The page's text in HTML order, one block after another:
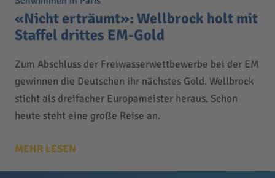
«Nicht erträumt»: Wellbrock holt mit
Staffel drittes EM-Gold
Zum Abschluss der Freiwasserwettbewerbe bei der EM
gewinnen die Deutschen ihr nächstes Gold. Wellbrock
sticht als dreifacher Europameister heraus. Schon
heute steht eine große Reise an.
MEHR LESEN